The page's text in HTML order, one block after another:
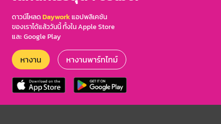
ดาวน์โหลดDayworkแอปพลิเคชัน
ของเราได้แล้ววันนี้ ทั้งใน Apple Store
และ Google Play
หางาน หางานพาร์ทไทม์